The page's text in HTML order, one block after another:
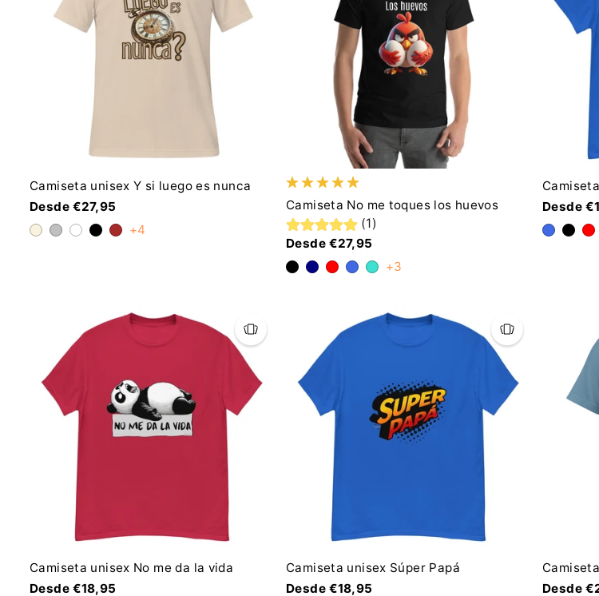
Camiseta unisex Y si luego es nunca
Desde €27,95
+4
Camiseta No me toques los huevos
(1)
Desde €27,95
+3
Desde
Camiseta unisex No me da la vida
Desde €18,95
Camiseta unisex Súper Papá
Desde €18,95
Desde